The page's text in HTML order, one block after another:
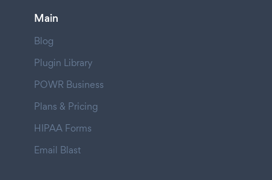
Main
Blog
Plugin Library
POWR Business
Plans & Pricing
HIPAA Forms
Email Blast